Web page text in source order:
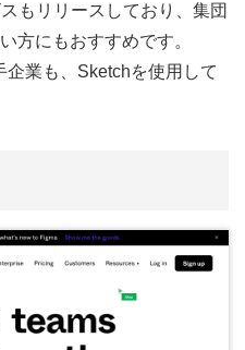
もリリースしており、集団
方にもおすすめです。
業も、Sketchを使用して